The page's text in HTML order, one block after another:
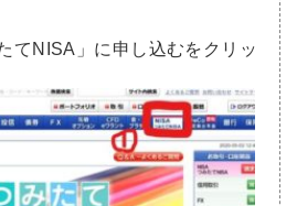
てNISA」に申し込むをクリッ